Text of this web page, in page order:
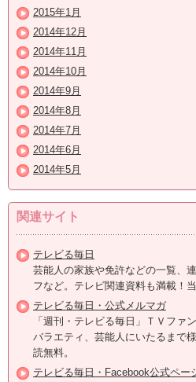
2015年1月
2014年12月
2014年11月
2014年10月
2014年9月
2014年8月
2014年7月
2014年6月
2014年5月
関連サイト
テレビる毎日
芸能人の家族や免許などの一覧、
フなど。テレビ関連資料も満載！
テレビる毎日・公式メルマガ
「週刊・テレビる毎日」ＴＶファ
バラエティ、芸能人にいたるまで
読無料。
テレビる毎日・Facebook公式ペー